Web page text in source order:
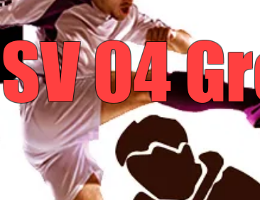
Verein Fußball Breitensport
SV 04